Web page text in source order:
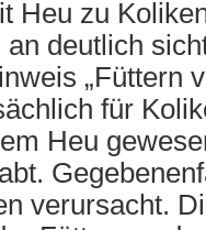
Heu zu
deutlich
„Füttern
für
Heu
verursacht.